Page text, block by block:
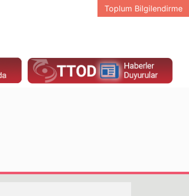
Toplum Bilgilendirme